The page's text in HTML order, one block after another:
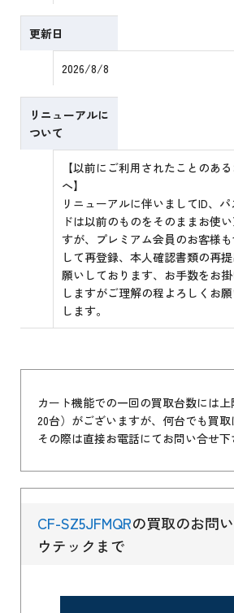
更新日
2026/8/8
リニューアルに
ついて
【以前にご利用されたことのあ
へ】
リニューアルに伴いましてID、
ドは以前のものをそのままお使
すが、プレミアム会員のお客様
して再登録、本人確認書類の再
願いしております、お手数をお
しますがご理解の程よろしくお
します。
カート機能での一回の買取台数には
20台）がございますが、何台でも買取
その際は直接お電話にてお問い合せ下
CF-SZ5JFMQRの買取のお問
ウテックまで